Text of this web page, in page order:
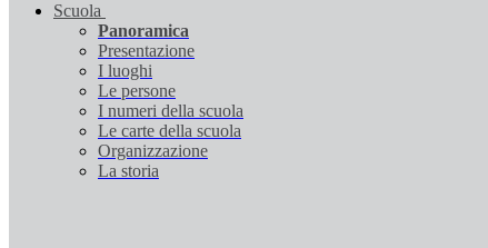
Scuola
Panoramica
Presentazione
I luoghi
Le persone
I numeri della scuola
Le carte della scuola
Organizzazione
La storia